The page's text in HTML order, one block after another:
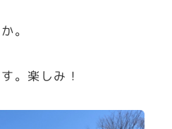
。
。楽しみ！